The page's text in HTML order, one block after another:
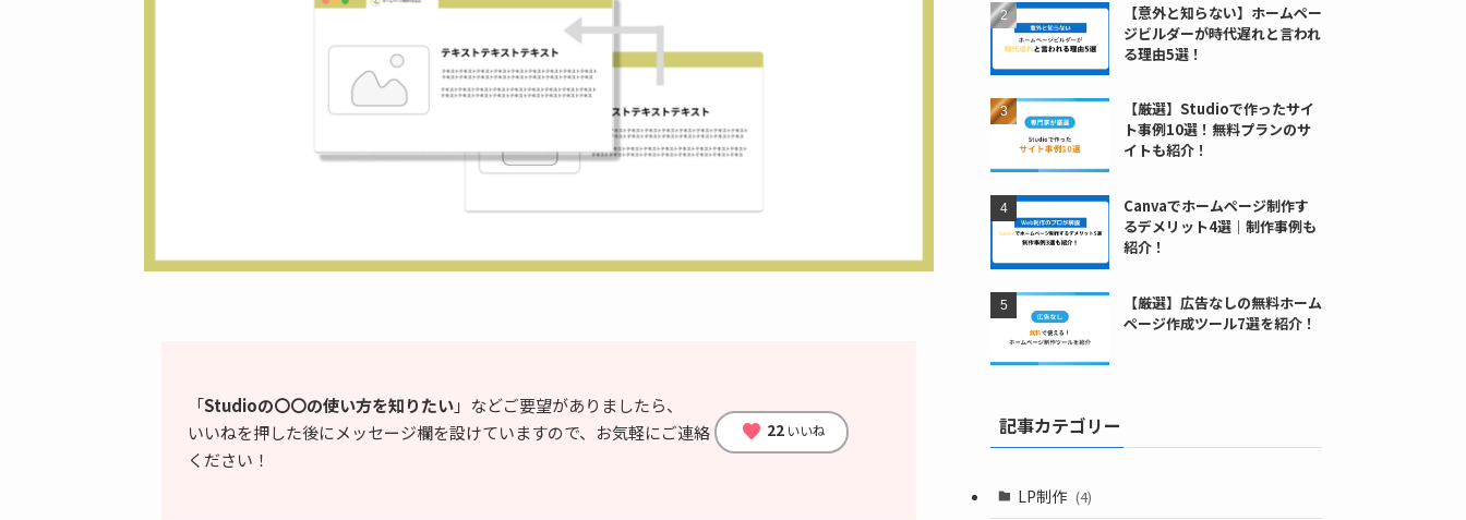
「Studioの〇〇の使い方を知りたい」などご要望がありましたら、
いいねを押した後にメッセージ欄を設けていますので、お気軽にご連絡
ください！
favorite 22 いいね
【意外と知らない】ホームペー
ジビルダーが時代遅れと言われ
る理由5選！
【厳選】Studioで作ったサイ
ト事例10選！無料プランのサ
イトも紹介！
Canvaでホームページ制作す
るデメリット4選｜制作事例も
紹介！
【厳選】広告なしの無料ホーム
ページ作成ツール7選を紹介！
記事カテゴリー
LP制作 (4)